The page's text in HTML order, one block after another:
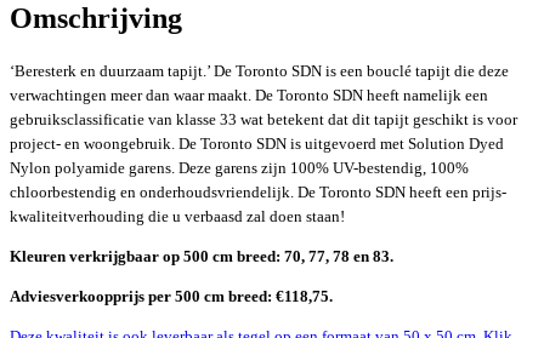
Omschrijving
‘Beresterk en duurzaam tapijt.’ De Toronto SDN is een bouclé tapijt die deze
verwachtingen meer dan waar maakt. De Toronto SDN heeft namelijk een
gebruiksclassificatie van klasse 33 wat betekent dat dit tapijt geschikt is voor
project- en woongebruik. De Toronto SDN is uitgevoerd met Solution Dyed
Nylon polyamide garens. Deze garens zijn 100% UV-bestendig, 100%
chloorbestendig en onderhoudsvriendelijk. De Toronto SDN heeft een prijs-
kwaliteitverhouding die u verbaasd zal doen staan!
Kleuren verkrijgbaar op 500 cm breed: 70, 77, 78 en 83.
Adviesverkoopprijs per 500 cm breed: €118,75.